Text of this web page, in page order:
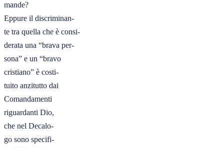
mande?
Eppure il discriminan-
te tra quella che è consi-
derata una “brava per-
sona” e un “bravo
cristiano” è costi-
tuito anzitutto dai
Comandamenti
riguardanti Dio,
che nel Decalo-
go sono specifi-